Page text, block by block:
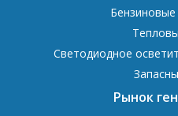
Светодиодное
Рынок